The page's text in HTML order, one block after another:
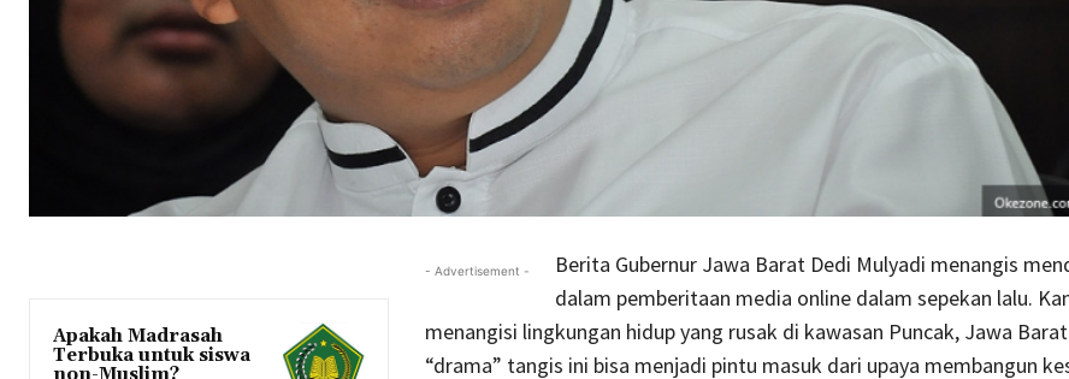
Apakah Madrasah
Terbuka untuk siswa
- Advertisement -
Berita Gubernur Jawa Barat Dedi Mulyadi menangis
dalam pemberitaan media online dalam sepekan lalu.
menangisi lingkungan hidup yang rusak di kawasan Puncak, Jawa
“drama” tangis ini bisa menjadi pintu masuk dari upaya membangun